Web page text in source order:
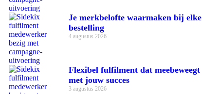
Je merkbelofte waarmaken bij elke
bestelling
4 augustus 2026
Flexibel fulfilment dat meebeweegt
met jouw succes
3 augustus 2026